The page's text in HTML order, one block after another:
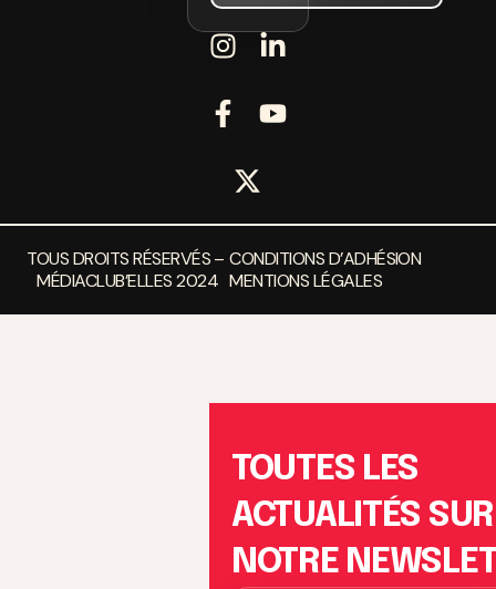
TOUS DROITS RÉSERVÉS –
MÉDIACLUB’ELLES 2024
CONDITIONS D’ADHÉSION
MENTIONS LÉGALES
TOUTES LES
ACTUALITÉS SUR
NOTRE